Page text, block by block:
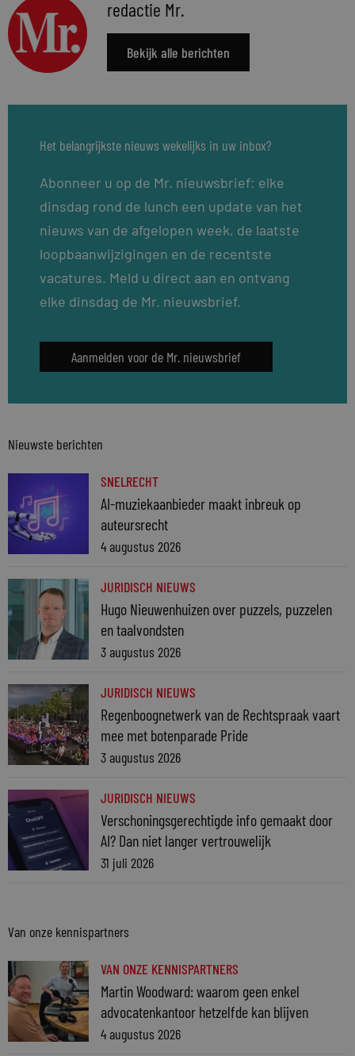
redactie Mr.
Bekijk alle berichten
Het belangrijkste nieuws wekelijks in uw inbox?
Abonneer u op de Mr. nieuwsbrief: elke
dinsdag rond de lunch een update van het
nieuws van de afgelopen week, de laatste
loopbaanwijzigingen en de recentste
vacatures. Meld u direct aan en ontvang
elke dinsdag de Mr. nieuwsbrief.
Aanmelden voor de Mr. nieuwsbrief
Nieuwste berichten
SNELRECHT
AI-muziekaanbieder maakt inbreuk op
auteursrecht
4 augustus 2026
JURIDISCH NIEUWS
Hugo Nieuwenhuizen over puzzels, puzzelen
en taalvondsten
3 augustus 2026
JURIDISCH NIEUWS
Regenboognetwerk van de Rechtspraak vaart
mee met botenparade Pride
3 augustus 2026
JURIDISCH NIEUWS
Verschoningsgerechtigde info gemaakt door
AI? Dan niet langer vertrouwelijk
31 juli 2026
Van onze kennispartners
VAN ONZE KENNISPARTNERS
Martin Woodward: waarom geen enkel
advocatenkantoor hetzelfde kan blijven
4 augustus 2026